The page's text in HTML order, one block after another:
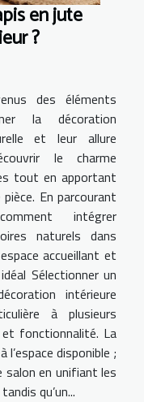
en jute
?
des éléments
la décoration
et leur allure
le charme
tout en apportant
En parcourant
intégrer
naturels dans
accueillant et
Sélectionner un
intérieure
à plusieurs
fonctionnalité. La
disponible ;
salon en unifiant les
qu’un...